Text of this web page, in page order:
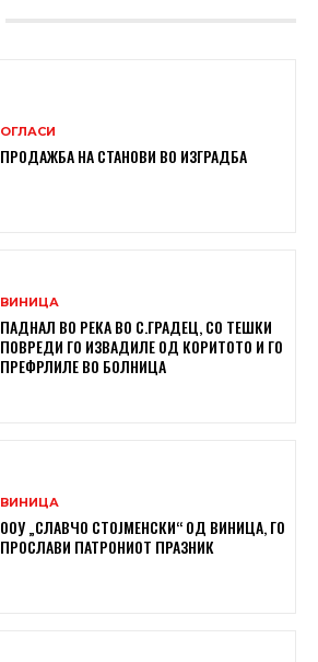
ОГЛАСИ
ПРОДАЖБА НА СТАНОВИ ВО ИЗГРАДБА
ВИНИЦА
ПАДНАЛ ВО РЕКА ВО С.ГРАДЕЦ, СО ТЕШКИ
ПОВРЕДИ ГО ИЗВАДИЛЕ ОД КОРИТОТО И ГО
ПРЕФРЛИЛЕ ВО БОЛНИЦА
ВИНИЦА
ООУ „СЛАВЧО СТОЈМЕНСКИ“ ОД ВИНИЦА, ГО
ПРОСЛАВИ ПАТРОНИОТ ПРАЗНИК